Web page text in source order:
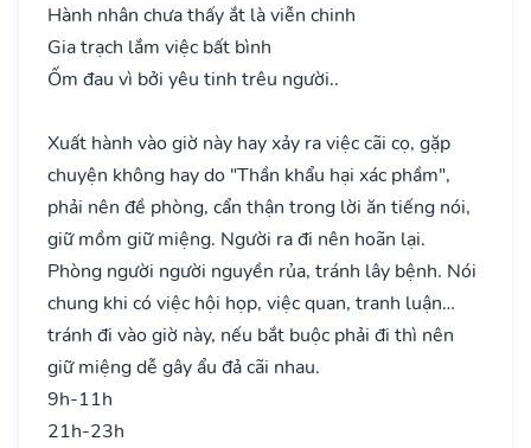
Hành nhân chưa thấy ắt là viễn chinh
Gia trạch lắm việc bất bình
Ốm đau vì bởi yêu tinh trêu người..
Xuất hành vào giờ này hay xảy ra việc cãi cọ, gặp
chuyện không hay do "Thần khẩu hại xác phầm",
phải nên đề phòng, cẩn thận trong lời ăn tiếng nói,
giữ mồm giữ miệng. Người ra đi nên hoãn lại.
Phòng người người nguyền rủa, tránh lây bệnh. Nói
chung khi có việc hội họp, việc quan, tranh luận…
tránh đi vào giờ này, nếu bắt buộc phải đi thì nên
giữ miệng dễ gây ẩu đả cãi nhau.
9h-11h
21h-23h